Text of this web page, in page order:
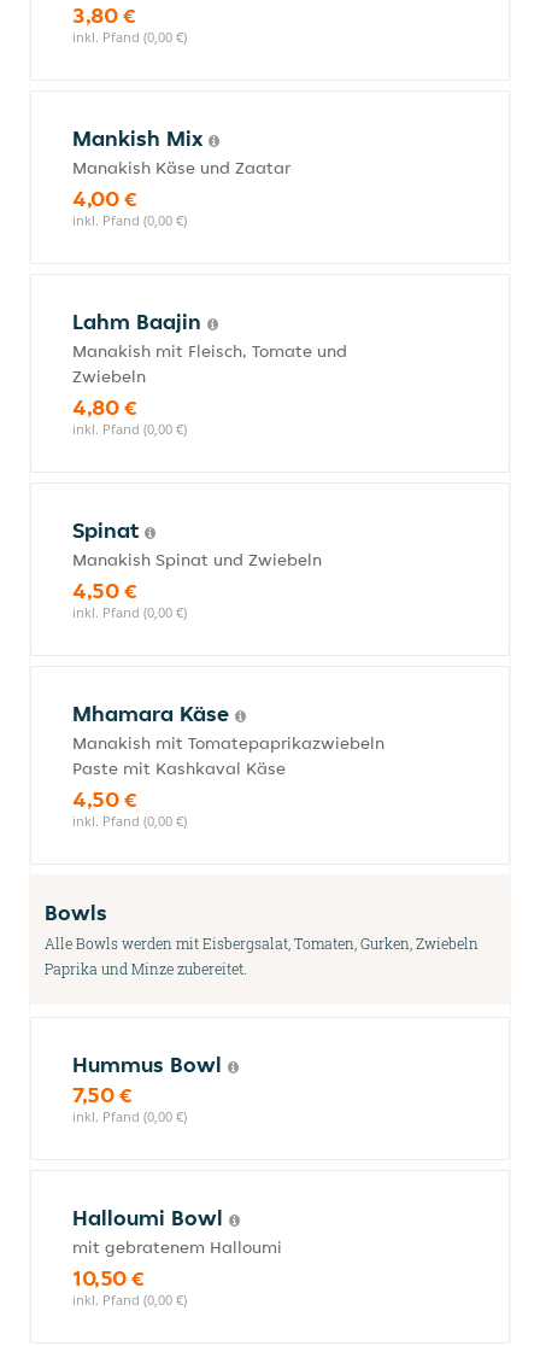
3,80 €
inkl. Pfand (0,00 €)
Mankish Mix
Manakish Käse und Zaatar
4,00 €
inkl. Pfand (0,00 €)
Lahm Baajin
Manakish mit Fleisch, Tomate und
Zwiebeln
4,80 €
inkl. Pfand (0,00 €)
Spinat
Manakish Spinat und Zwiebeln
4,50 €
inkl. Pfand (0,00 €)
Mhamara Käse
Manakish mit Tomatepaprikazwiebeln
Paste mit Kashkaval Käse
4,50 €
inkl. Pfand (0,00 €)
Bowls
Alle Bowls werden mit Eisbergsalat, Tomaten, Gurken, Zwiebeln
Paprika und Minze zubereitet.
Hummus Bowl
7,50 €
inkl. Pfand (0,00 €)
Halloumi Bowl
mit gebratenem Halloumi
10,50 €
inkl. Pfand (0,00 €)